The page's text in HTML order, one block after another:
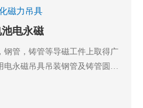
磁力吊具
电永磁
钢管，铸管等导磁工件上取得广
永磁吊具吊装钢管及铸管圆形